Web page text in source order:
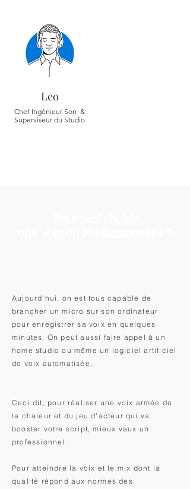
Leo
Chef Ingénieur Son &
Superviseur du Studio
Aujourd'hui, on est tous capable de
brancher un micro sur son ordinateur
pour enregistrer sa voix en quelques
minutes. On peut aussi faire appel à un
home studio ou même un logiciel artificiel
de voix automatisée.
Ceci dit, pour réaliser une voix armée de
la chaleur et du jeu d'acteur qui va
booster votre script, mieux vaux un
professionnel.
Pour atteindre la voix et le mix dont la
qualité répond aux normes des